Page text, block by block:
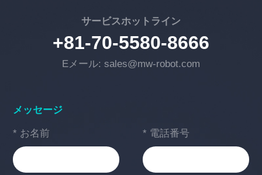
サービスホットライン
+81-70-5580-8666
Eメール: sales@mw-robot.com
メッセージ
* お名前 * 電話番号